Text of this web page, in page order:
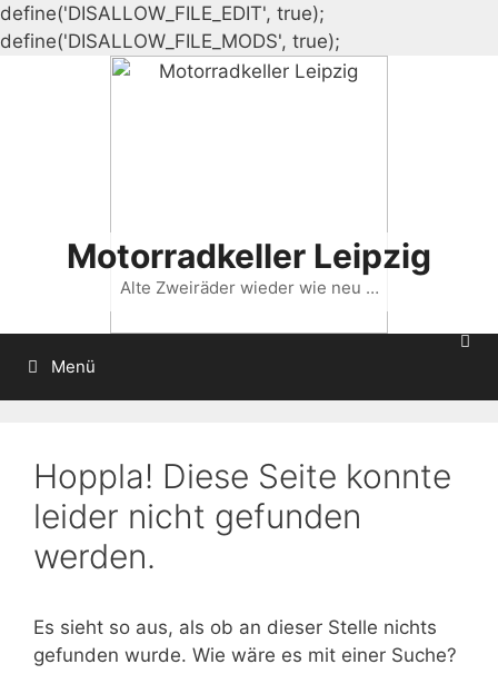
define('DISALLOW_FILE_EDIT', true);
define('DISALLOW_FILE_MODS', true);
Inhalt
Motorradkeller Leipzig
Alte Zweiräder wieder wie neu …
Menü
Hoppla! Diese Seite konnte
leider nicht gefunden
werden.
Es sieht so aus, als ob an dieser Stelle nichts
gefunden wurde. Wie wäre es mit einer Suche?